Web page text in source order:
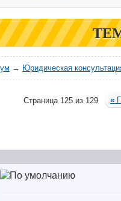
→ Юридическая
Страница 125 из 129 «